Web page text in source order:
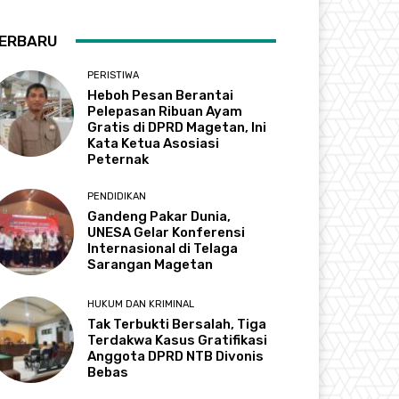
PERISTIWA
Heboh Pesan Berantai
Pelepasan Ribuan Ayam
Gratis di DPRD Magetan, Ini
Kata Ketua Asosiasi
Peternak
PENDIDIKAN
Gandeng Pakar Dunia,
UNESA Gelar Konferensi
Internasional di Telaga
Sarangan Magetan
HUKUM DAN KRIMINAL
Tak Terbukti Bersalah, Tiga
Terdakwa Kasus Gratifikasi
Anggota DPRD NTB Divonis
Bebas